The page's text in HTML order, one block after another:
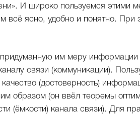
И широко пользуемся этими
всё ясно, удобно и понятно. При
им меру информации
связи (коммуникации).
(достоверность)
образом (он ввёл теоремы
(ёмкости) канала связи). Для